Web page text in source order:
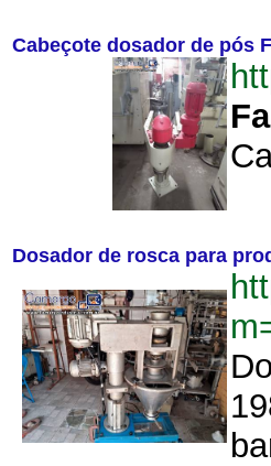
Cabeçote dosador de pós
Dosador de rosca para